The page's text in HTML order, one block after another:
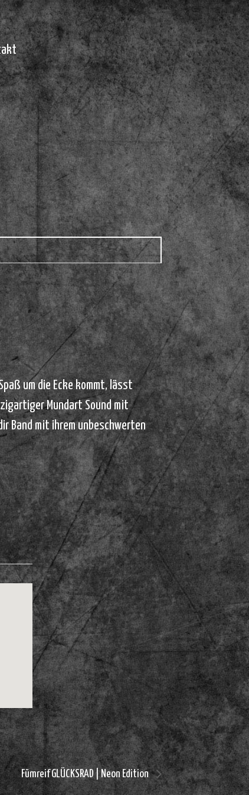
um die Ecke kommt, lässt
Mundart Sound mit
Band mit ihrem unbeschwerten
Fümreif GLÜCKSRAD | Neon Edition